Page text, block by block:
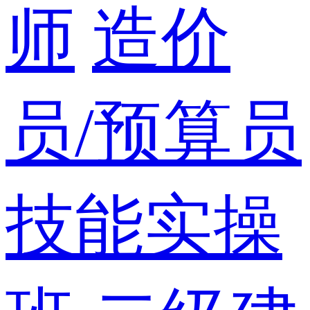
师 造价
员/预算员
技能实操